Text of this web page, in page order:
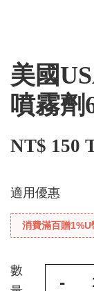
美國
噴霧劑
NT$ 150
適用優惠
消費滿百贈1%U
數
-